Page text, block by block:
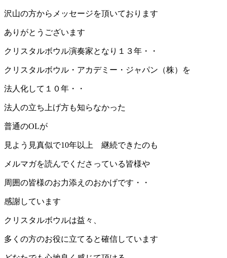
沢山の方からメッセージを頂いております
ありがとうございます
クリスタルボウル演奏家となり１３年・・
クリスタルボウル・アカデミー・ジャパン（株）を
法人化して１０年・・
法人の立ち上げ方も知らなかった
普通のOLが
見よう見真似で10年以上 継続できたのも
メルマガを読んでくださっている皆様や
周囲の皆様のお力添えのおかげです・・
感謝しています
クリスタルボウルは益々、
多くの方のお役に立てると確信しています